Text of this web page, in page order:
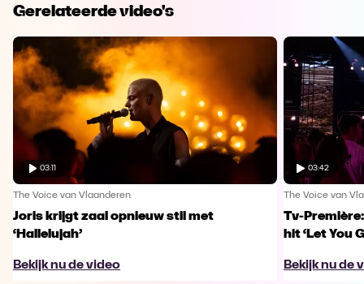
Gerelateerde video's
03:11
The Voice van Vlaanderen
Joris krijgt zaal opnieuw stil met
‘Hallelujah’
Bekijk nu de video
03:42
The Voice van
Tv-
hit ‘Let You
Bekijk nu de